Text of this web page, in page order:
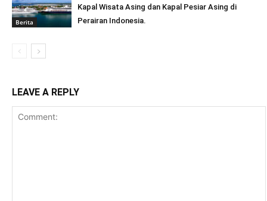
Berita
Kapal Wisata Asing dan Kapal Pesiar Asing di
Perairan Indonesia.
LEAVE A REPLY